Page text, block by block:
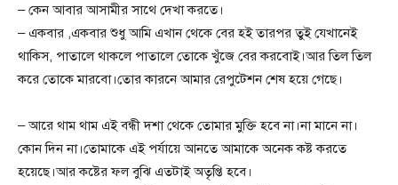
– কেন আবার আসামীর সাথে দেখা করতে।
– একবার ,একবার শুধু আমি এখান থেকে বের হই তারপর তুই যেখানেই
থাকিস, পাতালে থাকলে পাতালে তোকে খুঁজে বের করবোই।আর তিল তিল
করে তোকে মারবো।তোর কারনে আমার রেপুটেশন শেষ হয়ে গেছে।
– আরে থাম থাম এই বন্ধী দশা থেকে তোমার মুক্তি হবে না।না মানে না।
কোন দিন না।তোমাকে এই পর্যায়ে আনতে আমাকে অনেক কষ্ট করতে
হয়েছে।আর কষ্টের ফল বুঝি এতটাই অতৃপ্তি হবে।